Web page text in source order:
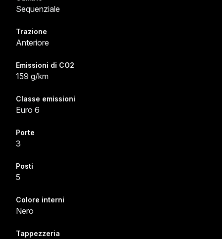
Sequenziale
Trazione
Anteriore
Emissioni di CO2
159 g/km
Classe emissioni
Euro 6
Porte
3
Posti
5
Colore interni
Nero
Tappezzeria